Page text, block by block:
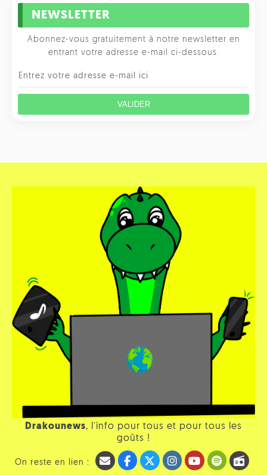
NEWSLETTER
Abonnez-vous gratuitement à notre newsletter en
entrant votre adresse e-mail ci-dessous.
VALIDER
Drakounews, l'info pour tous et pour tous les
goûts !
On reste en lien :